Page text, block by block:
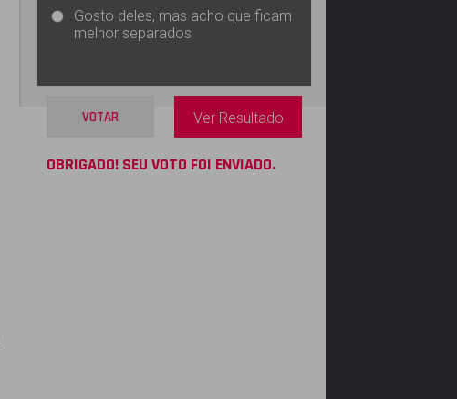
Gosto deles, mas acho que ficam
melhor separados
VOTAR Ver Resultado
OBRIGADO! SEU VOTO FOI ENVIADO.